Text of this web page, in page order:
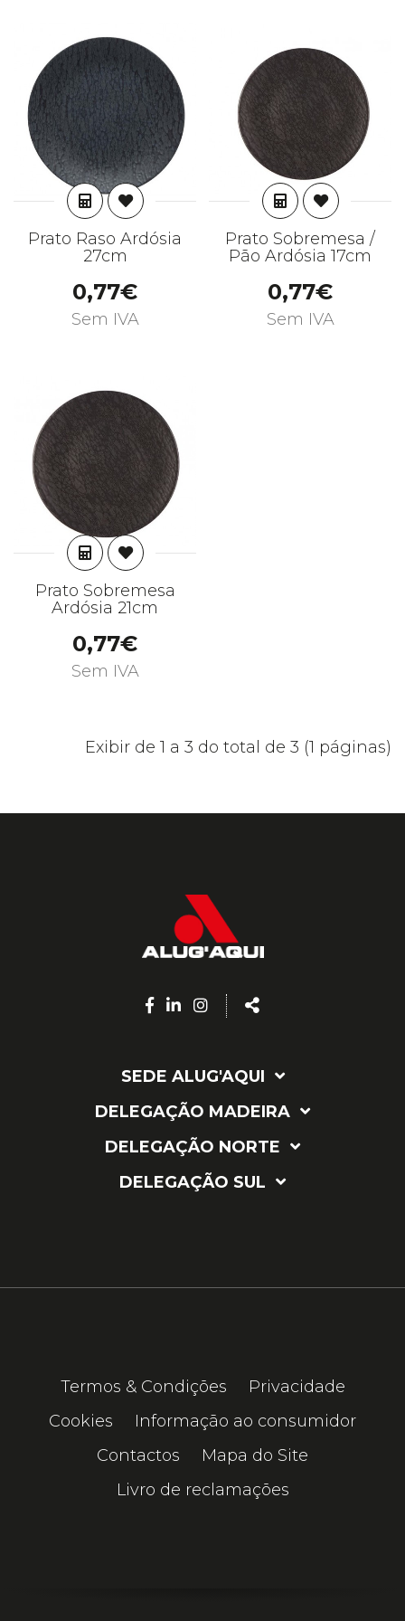
ADICIONAR
Prato Raso Ardósia
27cm
0,77€
Sem IVA
ADICIONAR
Prato Sobremesa /
Pão Ardósia 17cm
0,77€
Sem IVA
ADICIONAR
Prato Sobremesa
Ardósia 21cm
0,77€
Sem IVA
Exibir de 1 a 3 do total de 3 (1 páginas)
Facebook
Linkedin
Instagram
Share
SEDE ALUG'AQUI
DELEGAÇÃO MADEIRA
DELEGAÇÃO NORTE
DELEGAÇÃO SUL
Termos & Condições
Privacidade
Cookies
Informação ao consumidor
Contactos
Mapa do Site
Livro de reclamações